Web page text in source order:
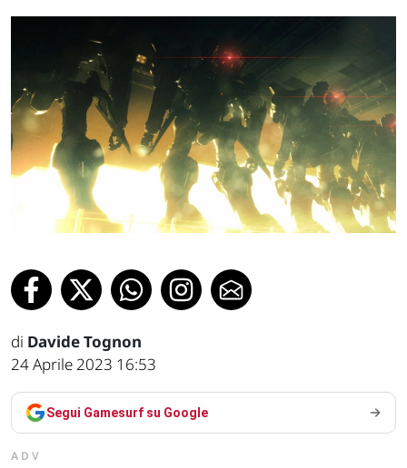
di Davide Tognon
24 Aprile 2023 16:53
Segui Gamesurf su Google
ADV